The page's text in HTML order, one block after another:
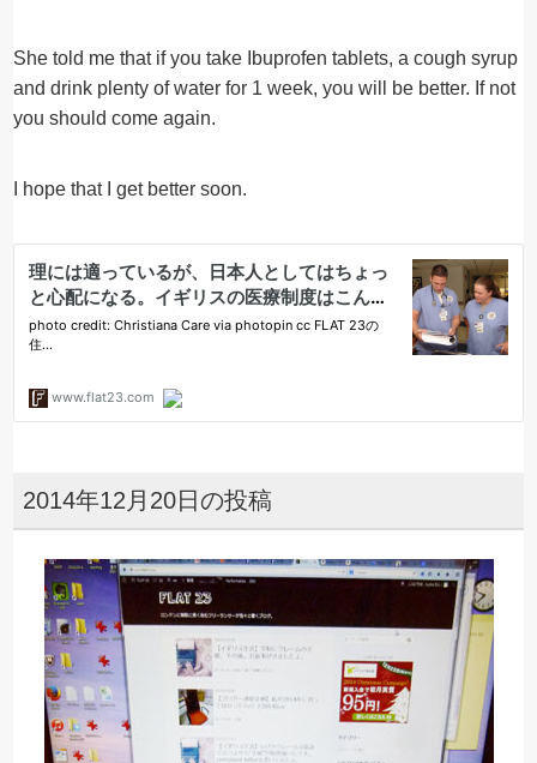
She told me that if you take Ibuprofen tablets, a cough syrup
and drink plenty of water for 1 week, you will be better. If not
you should come again.
I hope that I get better soon.
2014年12月20日の投稿